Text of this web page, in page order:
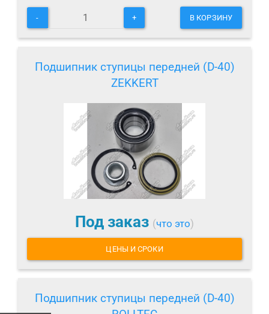
- + В КОРЗИНУ
Подшипник ступицы передней (D-40)
ZEKKERT
Под заказ (что это)
ЦЕНЫ И СРОКИ
Подшипник ступицы передней (D-40)